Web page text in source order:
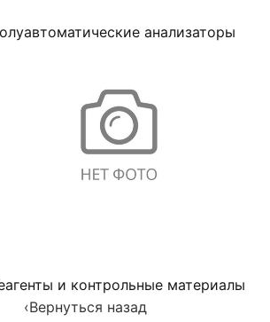
анализаторы
и контрольные материалы
‹Вернуться назад